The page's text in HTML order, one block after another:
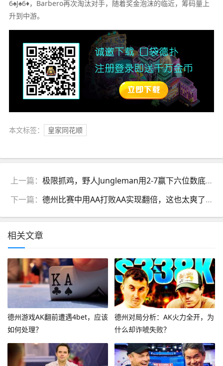
6♠J♠6♦，Barbero再次淘汰对手，随着奖金泡沫的临近，筹码量上
升到中游。
本文标签： 皇家同花顺
上一篇： 极限抓鸡，野人Jungleman用2-7赢下六位数底池！
下一篇： 德州比赛中用AA打败AA实现翻倍，这也太爽了！
相关文章
德州游戏AK翻前遭遇4bet，应该
如何处理？
德州对局分析：AK火力全开，为
什么却诈唬失败？